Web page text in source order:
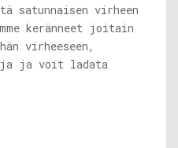
satunnaisen virheen
keränneet joitain
virheeseen,
ja voit ladata